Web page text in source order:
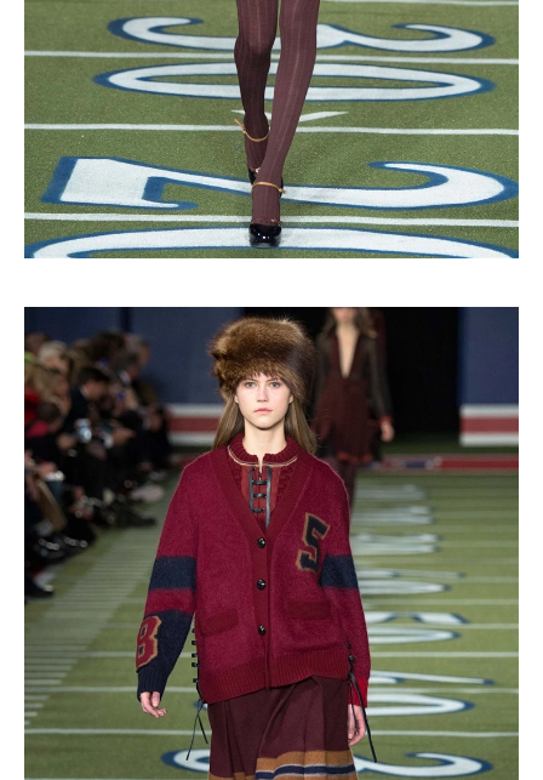
Turkuvaz Haberleşme ve Yayıncılık
A.Ş. tarafından
https://vogue.com.tr/internet sitesi
üzerinden sunulan ürün ve
hizmetlere ilişkin reklam, tanıtım,
pazarlama ve kutlama/ temenni
amaçlı her türlü e-bülten/ ticari
ve bu kapsamda/ amaçla ad/
soyad ve e-posta adresi verilerimin
işlenmesine açık rıza veriyorum.
KAYDET KAPAT